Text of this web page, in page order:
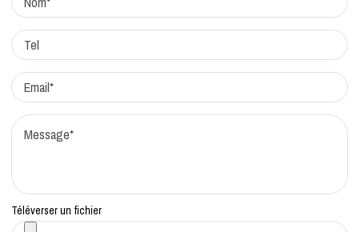
Téléverser un fichier